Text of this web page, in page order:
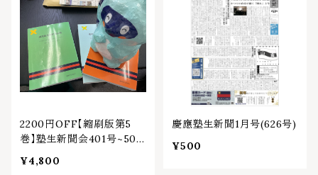
2200円OFF【縮刷版第5
巻】塾生新聞会401号~500
¥4,800
慶應塾生新聞1月号(626号)
¥500